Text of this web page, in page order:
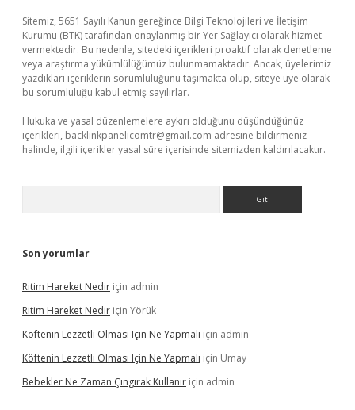
Sitemiz, 5651 Sayılı Kanun gereğince Bilgi Teknolojileri ve İletişim
Kurumu (BTK) tarafından onaylanmış bir Yer Sağlayıcı olarak hizmet
vermektedir. Bu nedenle, sitedeki içerikleri proaktif olarak denetleme
veya araştırma yükümlülüğümüz bulunmamaktadır. Ancak, üyelerimiz
yazdıkları içeriklerin sorumluluğunu taşımakta olup, siteye üye olarak
bu sorumluluğu kabul etmiş sayılırlar.
Hukuka ve yasal düzenlemelere aykırı olduğunu düşündüğünüz
içerikleri, backlinkpanelicomtr@gmail.com adresine bildirmeniz
halinde, ilgili içerikler yasal süre içerisinde sitemizden kaldırılacaktır.
Son yorumlar
Ritim Hareket Nedir için admin
Ritim Hareket Nedir için Yörük
Köftenin Lezzetli Olması Için Ne Yapmalı için admin
Köftenin Lezzetli Olması Için Ne Yapmalı için Umay
Bebekler Ne Zaman Çıngırak Kullanır için admin